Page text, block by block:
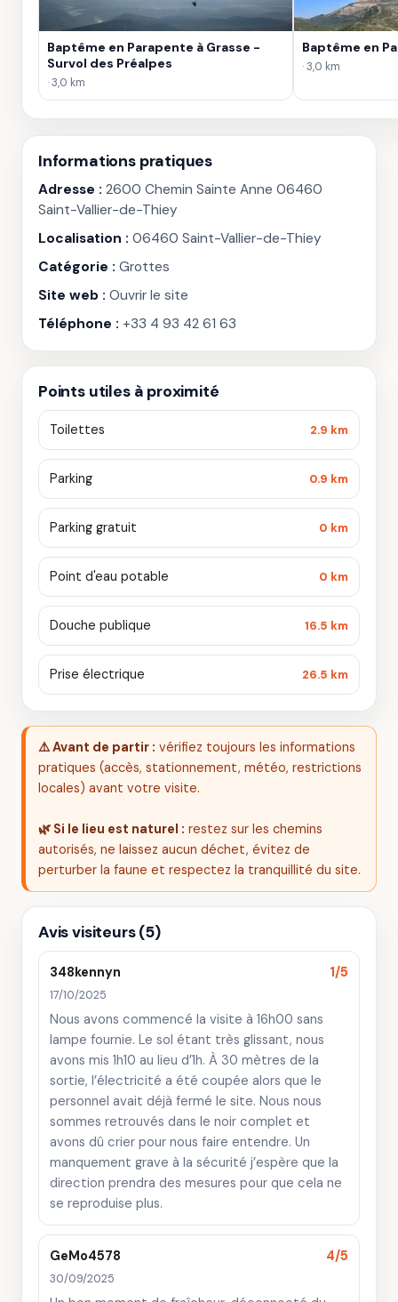
Baptême en Parapente à Grasse -
Survol des Préalpes
· 3,0 km
Baptême en
· 3,0 km
Informations pratiques
Adresse : 2600 Chemin Sainte Anne 06460
Saint-Vallier-de-Thiey
Localisation : 06460 Saint-Vallier-de-Thiey
Catégorie : Grottes
Site web : Ouvrir le site
Téléphone : +33 4 93 42 61 63
Points utiles à proximité
Toilettes 2.9 km
Parking 0.9 km
Parking gratuit 0 km
Point d'eau potable 0 km
Douche publique 16.5 km
Prise électrique 26.5 km
⚠️ Avant de partir : vérifiez toujours les informations
pratiques (accès, stationnement, météo, restrictions
locales) avant votre visite.
🌿 Si le lieu est naturel : restez sur les chemins
autorisés, ne laissez aucun déchet, évitez de
perturber la faune et respectez la tranquillité du site.
Avis visiteurs (5)
348kennyn 1/5
17/10/2025
Nous avons commencé la visite à 16h00 sans
lampe fournie. Le sol étant très glissant, nous
avons mis 1h10 au lieu d’1h. À 30 mètres de la
sortie, l’électricité a été coupée alors que le
personnel avait déjà fermé le site. Nous nous
sommes retrouvés dans le noir complet et
avons dû crier pour nous faire entendre. Un
manquement grave à la sécurité j’espère que la
direction prendra des mesures pour que cela ne
se reproduise plus.
GeMo4578 4/5
30/09/2025